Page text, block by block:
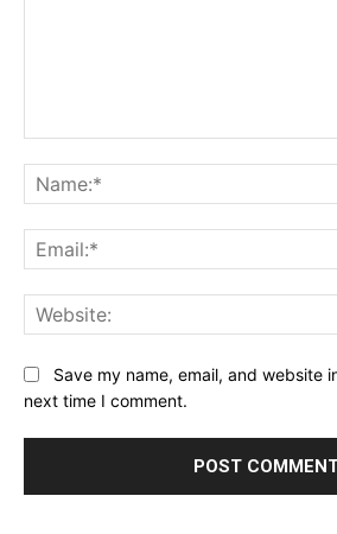
Save my name, email, and website
next time I comment.